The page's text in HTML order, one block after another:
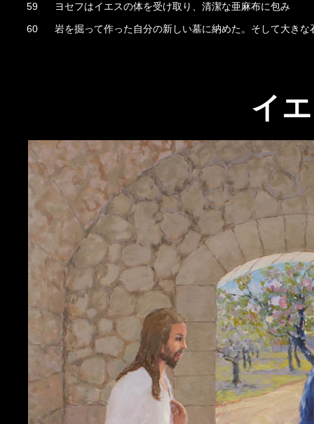
59
ヨセフはイエスの体を受け取り、清潔な亜麻布に包み
60
岩を掘って作った自分の新しい墓に納めた。そして大き
イ